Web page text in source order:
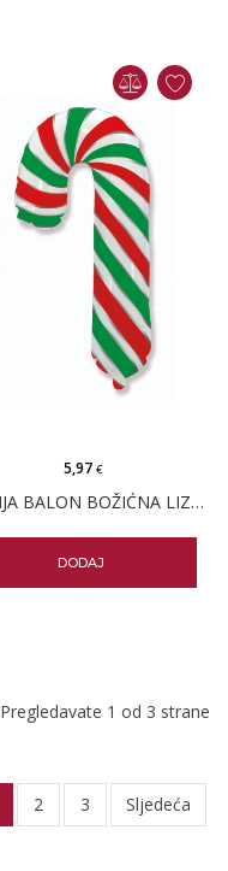
FOLIJA BALON BOŽIĆNA LIZALICA ZELENA PK
5,97 €
DODAJ
Pregledavate 1 od 3 strane
2 3 Sljedeća